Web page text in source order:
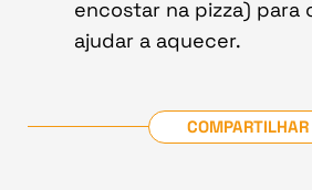
encostar na pizza) para
ajudar a aquecer.
COMPARTILHAR